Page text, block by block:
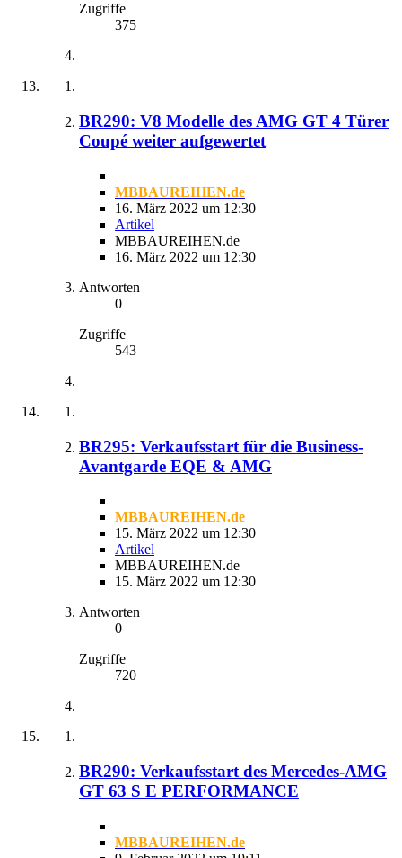
Zugriffe
375
BR290: V8 Modelle des AMG GT 4 Türer
Coupé weiter aufgewertet
MBBAUREIHEN.de
16. März 2022 um 12:30
Artikel
MBBAUREIHEN.de
16. März 2022 um 12:30
Antworten
0
Zugriffe
543
BR295: Verkaufsstart für die Business-
Avantgarde EQE & AMG
MBBAUREIHEN.de
15. März 2022 um 12:30
Artikel
MBBAUREIHEN.de
15. März 2022 um 12:30
Antworten
0
Zugriffe
720
BR290: Verkaufsstart des Mercedes-AMG
GT 63 S E PERFORMANCE
MBBAUREIHEN.de